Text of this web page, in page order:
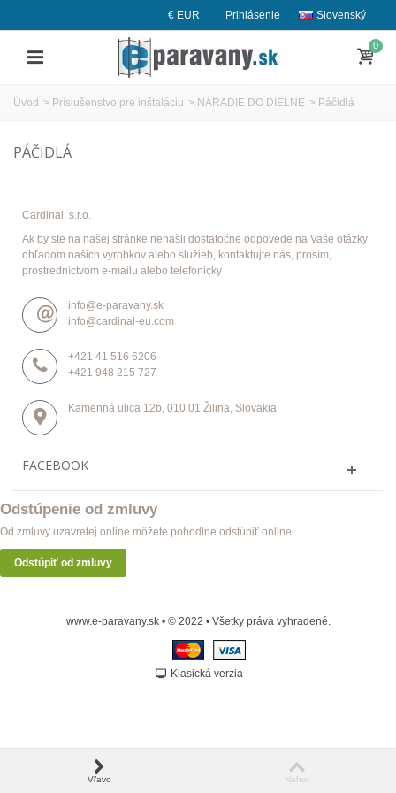
Slovenský
Prihlásenie
€ EUR
0
Úvod > Príslušenstvo pre inštaláciu > NÁRADIE DO DIELNE > Páčidlá
PÁČIDLÁ
Cardinal, s.r.o.
Ak by ste na našej stránke nenašli dostatočne odpovede na Vaše otázky
ohľadom našich výrobkov alebo služieb, kontaktujte nás, prosím,
prostredníctvom e-mailu alebo telefonicky
info@e-paravany.sk
info@cardinal-eu.com
+421 41 516 6206
+421 948 215 727
Kamenná ulica 12b, 010 01 Žilina, Slovakia
FACEBOOK
Odstúpenie od zmluvy
Od zmluvy uzavretej online môžete pohodlne odstúpiť online.
Odstúpiť od zmluvy
www.e-paravany.sk • © 2022 • Všetky práva vyhradené.
Klasická verzia
Vľavo Nahor